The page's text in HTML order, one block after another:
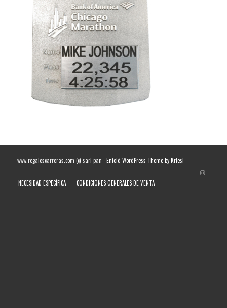
www.regaloscarreras.com (c) sarl pan -Enfold WordPress Theme by Kriesi
NECESIDAD ESPECÍFICA CONDICIONES GENERALES DE VENTA